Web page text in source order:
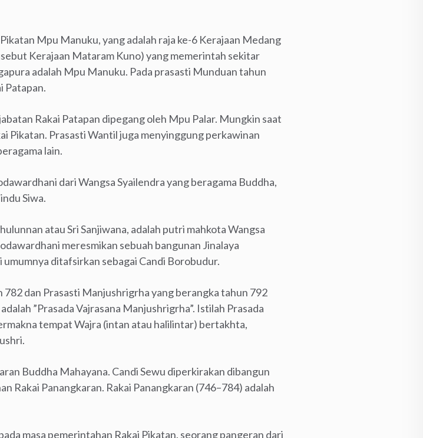
Mpu Manuku, yang adalah raja ke-6 Kerajaan Medang
Kerajaan Mataram Kuno) yang memerintah sekitar
adalah Mpu Manuku. Pada prasasti Munduan tahun
Patapan.
Rakai Patapan dipegang oleh Mpu Palar. Mungkin saat
Pikatan. Prasasti Wantil juga menyinggung perkawinan
lain.
dari Wangsa Syailendra yang beragama Buddha,
Siwa.
atau Sri Sanjiwana, adalah putri mahkota Wangsa
meresmikan sebuah bangunan Jinalaya
ditafsirkan sebagai Candi Borobudur.
dan Prasasti Manjushrigrha yang berangka tahun 792
”Prasada Vajrasana Manjushrigrha”. Istilah Prasada
tempat Wajra (intan atau halilintar) bertakhta,
Buddha Mahayana. Candi Sewu diperkirakan dibangun
Rakai Panangkaran. Rakai Panangkaran (746–784) adalah
masa pemerintahan Rakai Pikatan, seorang pangeran dari